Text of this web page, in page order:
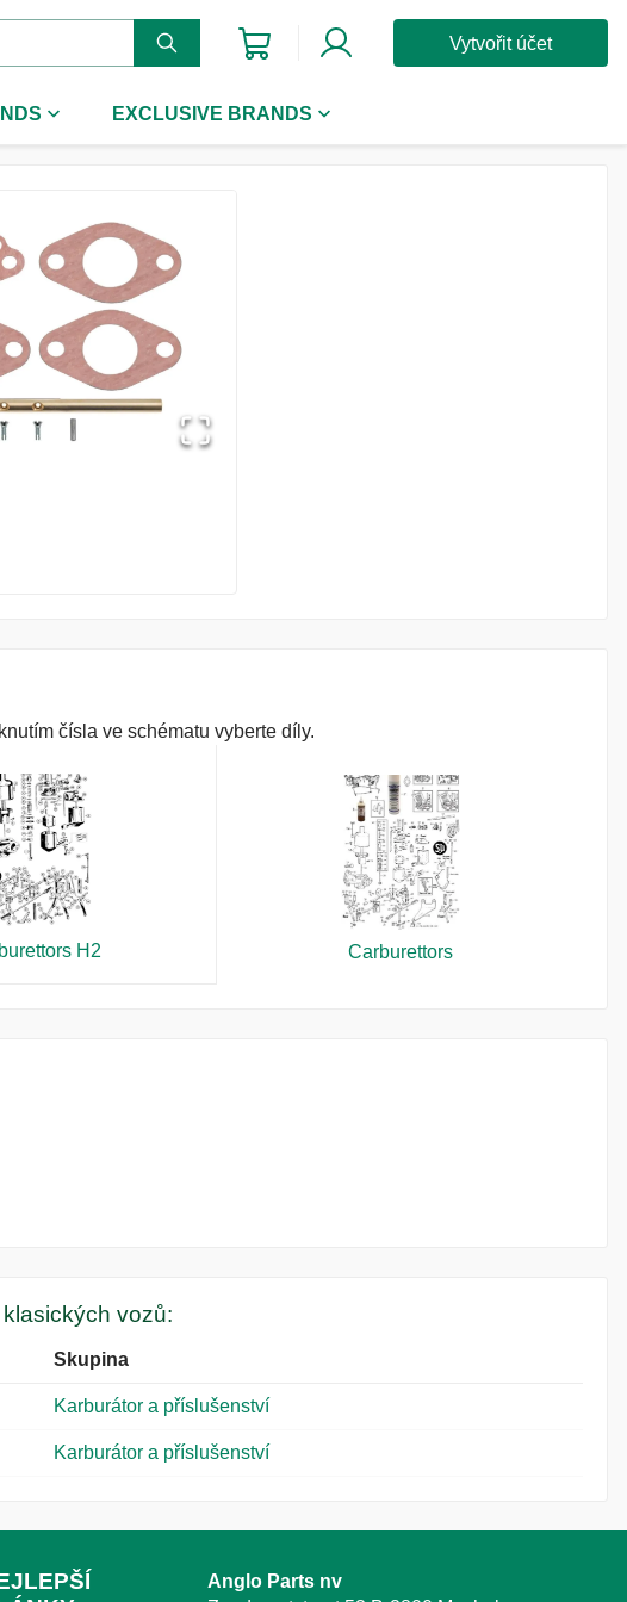
Vytvořit účet
EXCLUSIVE BRANDS
čísla ve schématu vyberte díly.
H2 Carburettors
vozů:
Skupina
Karburátor a příslušenství
Karburátor a příslušenství
Anglo Parts nv